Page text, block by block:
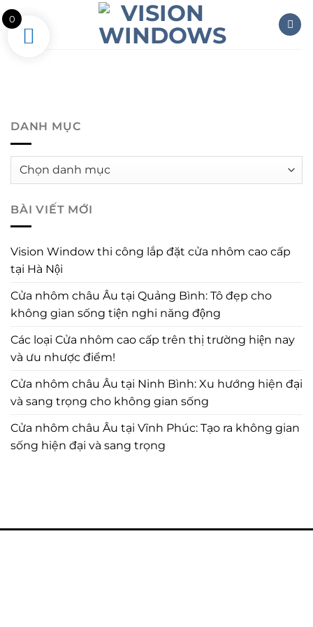
Skip
to
content
DANH MỤC
Danh
BÀI VIẾT MỚI
Vision Window thi công lắp đặt cửa nhôm cao cấp
tại Hà Nội
Cửa nhôm châu Âu tại Quảng Bình: Tô đẹp cho
không gian sống tiện nghi năng động
Các loại Cửa nhôm cao cấp trên thị trường hiện nay
và ưu nhược điểm!
Cửa nhôm châu Âu tại Ninh Bình: Xu hướng hiện đại
và sang trọng cho không gian sống
Cửa nhôm châu Âu tại Vĩnh Phúc: Tạo ra không gian
sống hiện đại và sang trọng
0